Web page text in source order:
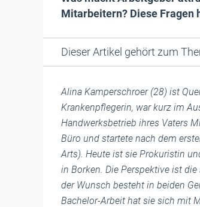
Mitarbeitern? Diese Fragen
Dieser Artikel gehört zum
Alina Kamperschroer (28) ist
Krankenpflegerin, war kurz im
Handwerksbetrieb ihres Vaters
Büro und startete nach dem
Arts). Heute ist sie Prokuristin
in Borken. Die Perspektive ist
der Wunsch besteht in beiden
Bachelor-Arbeit hat sie sich mit